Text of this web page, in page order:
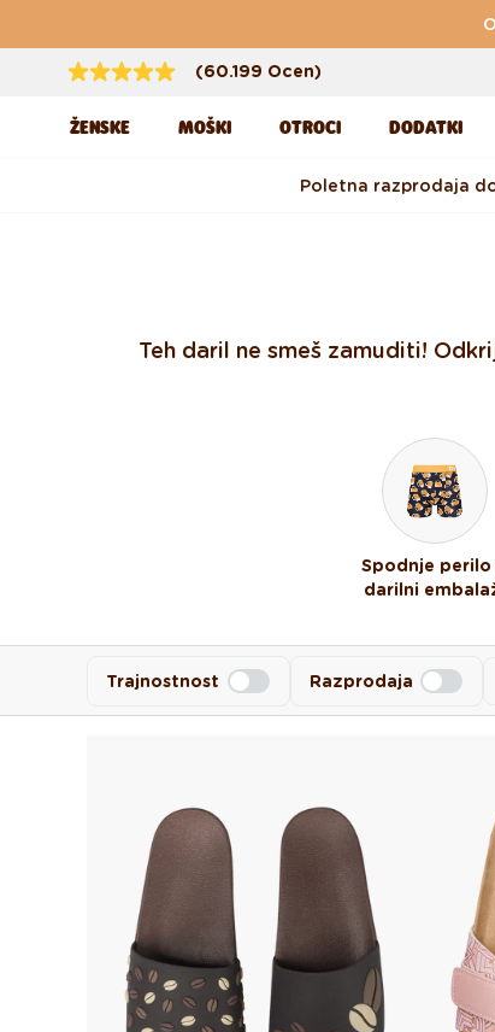
(60.199 Ocen)
ŽENSKE MOŠKI OTROCI DODATKI
Poletna razprodaja
Teh daril ne smeš zamuditi!
Spodnje perilo
darilni
Trajnostnost Razprodaja